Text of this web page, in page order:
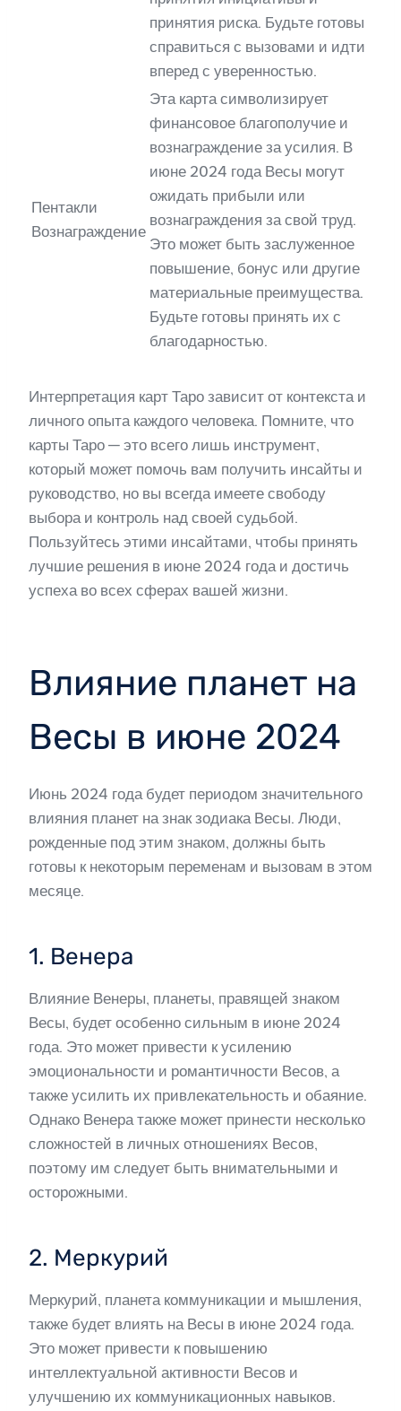
принятия риска. Будьте готовы
справиться с вызовами и идти
вперед с уверенностью.
Пентакли
Вознаграждение
Эта карта символизирует
финансовое благополучие и
вознаграждение за усилия. В
июне 2024 года Весы могут
ожидать прибыли или
вознаграждения за свой труд.
Это может быть заслуженное
повышение, бонус или другие
материальные преимущества.
Будьте готовы принять их с
благодарностью.
Интерпретация карт Таро зависит от контекста и
личного опыта каждого человека. Помните, что
карты Таро — это всего лишь инструмент,
который может помочь вам получить инсайты и
руководство, но вы всегда имеете свободу
выбора и контроль над своей судьбой.
Пользуйтесь этими инсайтами, чтобы принять
лучшие решения в июне 2024 года и достичь
успеха во всех сферах вашей жизни.
Влияние планет на
Весы в июне 2024
Июнь 2024 года будет периодом значительного
влияния планет на знак зодиака Весы. Люди,
рожденные под этим знаком, должны быть
готовы к некоторым переменам и вызовам в этом
месяце.
1. Венера
Влияние Венеры, планеты, правящей знаком
Весы, будет особенно сильным в июне 2024
года. Это может привести к усилению
эмоциональности и романтичности Весов, а
также усилить их привлекательность и обаяние.
Однако Венера также может принести несколько
сложностей в личных отношениях Весов,
поэтому им следует быть внимательными и
осторожными.
2. Меркурий
Меркурий, планета коммуникации и мышления,
также будет влиять на Весы в июне 2024 года.
Это может привести к повышению
интеллектуальной активности Весов и
улучшению их коммуникационных навыков.